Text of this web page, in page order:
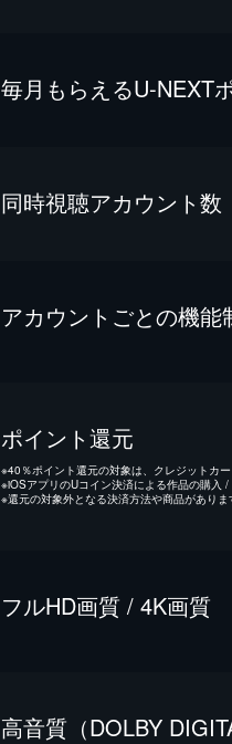
毎⽉もらえるU-NEXT
同時視聴アカウント数
アカウントごとの機能
ポイント還元
※40％ポイント還元の対象は、クレジットカ
※iOSアプリのUコイン決済による作品の購入 /
※還元の対象外となる決済方法や商品がありま
フルHD画質 / 4K画質
⾼⾳質（DOLBY